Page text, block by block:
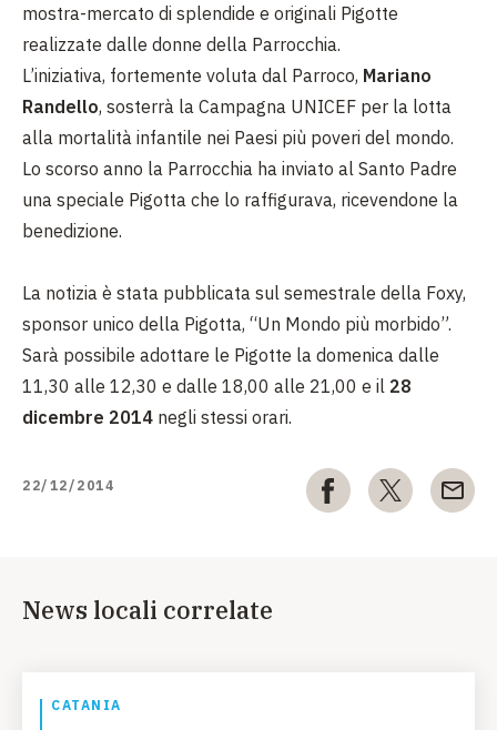
mostra-mercato di splendide e originali Pigotte
realizzate dalle donne della Parrocchia.
L’iniziativa, fortemente voluta dal Parroco, Mariano
Randello, sosterrà la Campagna UNICEF per la lotta
alla mortalità infantile nei Paesi più poveri del mondo.
Lo scorso anno la Parrocchia ha inviato al Santo Padre
una speciale Pigotta che lo raffigurava, ricevendone la
benedizione.
La notizia è stata pubblicata sul semestrale della Foxy,
sponsor unico della Pigotta, “Un Mondo più morbido”.
Sarà possibile adottare le Pigotte la domenica dalle
11,30 alle 12,30 e dalle 18,00 alle 21,00 e il 28
dicembre 2014 negli stessi orari.
22/12/2014
News locali correlate
CATANIA